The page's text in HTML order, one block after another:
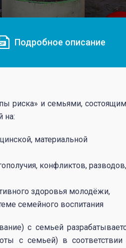
Подробное описание
риска» и семьями,
на:
материальной
конфликтов, разводов,
здоровья молодёжи,
семейного воспитания
с семьей
с семьей) в соответствии